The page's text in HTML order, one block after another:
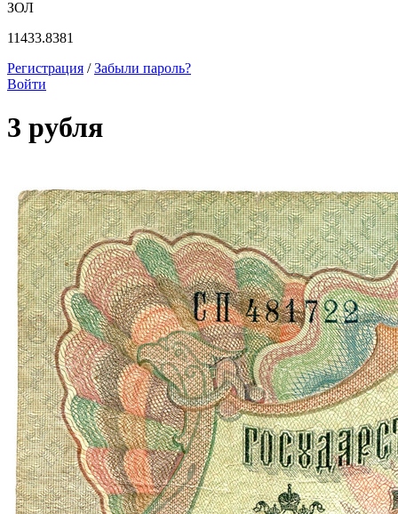
ЗОЛ
11433.8381
Регистрация / Забыли пароль?
Войти
3 рубля